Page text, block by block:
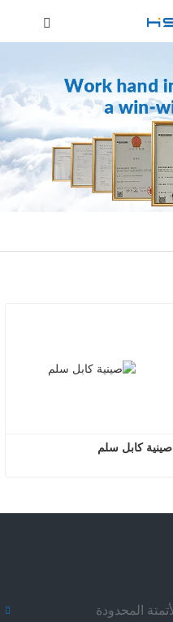
صينية كابل سلم